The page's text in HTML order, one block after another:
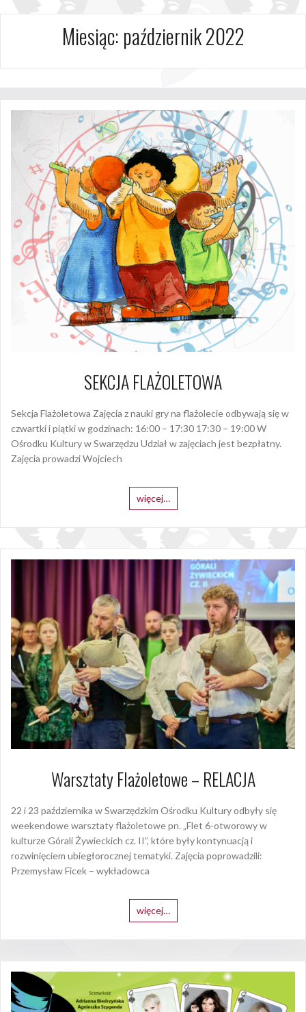
Miesiąc: październik 2022
SEKCJA FLAŻOLETOWA
Sekcja Flażoletowa Zajęcia z nauki gry na flażolecie odbywają się w
czwartki i piątki w godzinach: 16:00 – 17:30 17:30 – 19:00 W
Ośrodku Kultury w Swarzędzu Udział w zajęciach jest bezpłatny.
Zajęcia prowadzi Wojciech
więcej…
Warsztaty Flażoletowe – RELACJA
22 i 23 października w Swarzędzkim Ośrodku Kultury odbyły się
weekendowe warsztaty flażoletowe pn. „Flet 6-otworowy w
kulturze Górali Żywieckich cz. II”, które były kontynuacją i
rozwinięciem ubiegłorocznej tematyki. Zajęcia poprowadzili:
Przemysław Ficek – wykładowca
więcej…